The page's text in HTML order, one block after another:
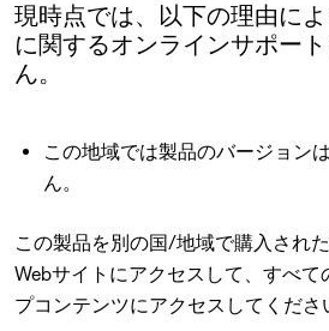
現時点では、以下の理由に
に関するオンラインサポー
ん。
この地域では製品のバージョン
ん。
この製品を別の国/地域で購入され
Webサイトにアクセスして、すべ
プコンテンツにアクセスしてくださ